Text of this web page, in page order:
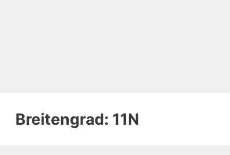
Breitengrad: 11N